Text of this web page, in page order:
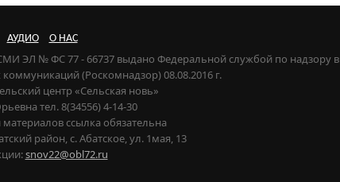
АУДИО О НАС
ЭЛ № ФС 77 - 66737 выдано Федеральной службой по надзору в
(Роскомнадзор) 08.08.2016 г.
центр «Сельская новь»
тел. 8(34556) 4-14-30
ссылка обязательна
район, с. Абатское, ул. 1мая, 13
snov22@obl72.ru